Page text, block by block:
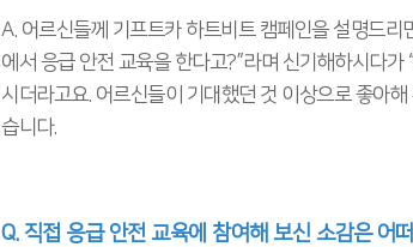
A. 어르신들께 기프트카 하트비트 캠페인을 설명드
에서 응급 안전 교육을 한다고?”라며 신기해하시다
시더라고요. 어르신들이 기대했던 것 이상으로 좋아
습니다.
Q. 직접 응급 안전 교육에 참여해 보신 소감은 어